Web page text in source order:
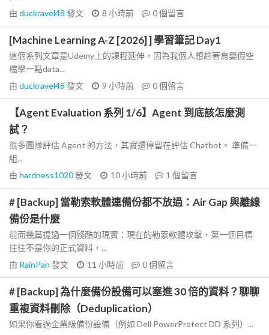
由 duckravel48 發文 8 小時前 0個留言
[Machine Learning A-Z [2026] ] 學習筆記 Day1
這個系列文章是Udemy上的課程延伸，因為我個人想趁著育嬰假空
檔學一點data...
由 duckravel48 發文 9 小時前 0個留言
【Agent Evaluation 系列 1/6】Agent 到底該怎麼測
試？
很多團隊評估 Agent 的方法，其實還停留在評估 Chatbot。 準備一
組...
由 hardness1020發文 10 小時前 1 個留言
# [Backup] 當勒索軟體連備份都不放過：Air Gap 與離線
備份是什麼
前面幾篇提過一個殘酷的現實：現在的勒索軟體攻擊，第一個目標
往往不是你的正式資料，...
由 RainPan 發文 11 小時前 0個留言
# [Backup] 為什麼備份設備可以塞進 30 倍的資料？聊聊
重複資料刪除（Deduplication）
如果你看過企業級備份設備（例如 Dell PowerProtect DD 系列）...